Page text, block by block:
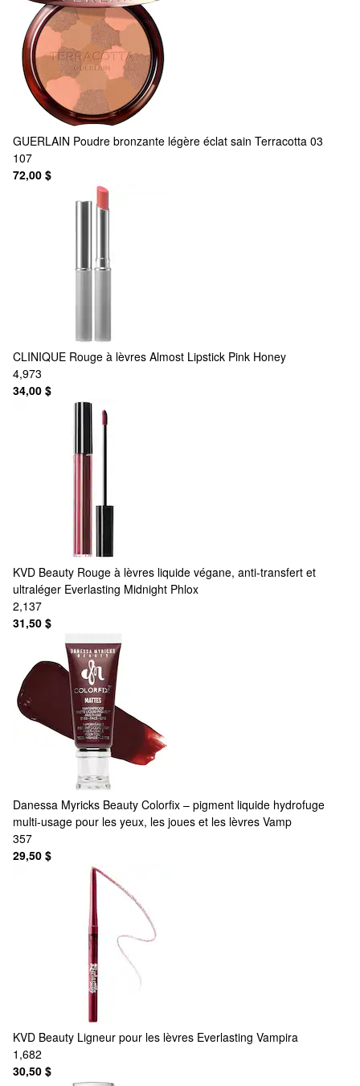
GUERLAIN Poudre bronzante légère éclat sain Terracotta 03
107
72,00 $
CLINIQUE Rouge à lèvres Almost Lipstick Pink Honey
4,973
34,00 $
KVD Beauty Rouge à lèvres liquide végane, anti-transfert et
ultraléger Everlasting Midnight Phlox
2,137
31,50 $
Danessa Myricks Beauty Colorfix – pigment liquide hydrofuge
multi-usage pour les yeux, les joues et les lèvres Vamp
357
29,50 $
KVD Beauty Ligneur pour les lèvres Everlasting Vampira
1,682
30,50 $